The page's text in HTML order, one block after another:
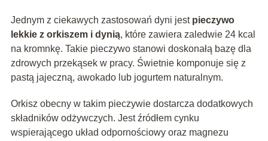
Jednym z ciekawych zastosowań dyni jest pieczywo
lekkie z orkiszem i dynią, które zawiera zaledwie 24 kcal
na kromnkę. Takie pieczywo stanowi doskonałą bazę dla
zdrowych przekąsek w pracy. Świetnie komponuje się z
pastą jajeczną, awokado lub jogurtem naturalnym.
Orkisz obecny w takim pieczywie dostarcza dodatkowych
składników odżywczych. Jest źródłem cynku
wspierającego układ odpornościowy oraz magnezu